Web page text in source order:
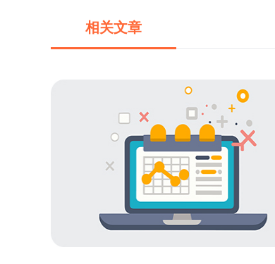
相关文章